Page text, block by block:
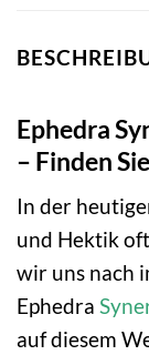
Ephedra
– Finden
In der
und Hektik
wir uns nach
Ephedra
auf diesem